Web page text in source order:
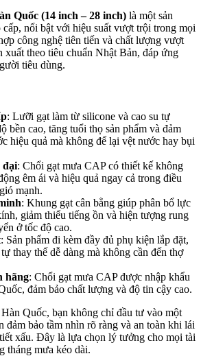
Quốc (14 inch – 28 inch) là một sản
cấp, nổi bật với hiệu suất vượt trội trong mọi
công nghệ tiên tiến và chất lượng vượt
xuất theo tiêu chuẩn Nhật Bản, đáp ứng
tiêu dùng.
: Lưỡi gạt làm từ silicone và cao su tự
bền cao, tăng tuổi thọ sản phẩm và đảm
hiệu quả mà không để lại vệt nước hay bụi
đại: Chổi gạt mưa CAP có thiết kế không
êm ái và hiệu quả ngay cả trong điều
mạnh.
: Khung gạt cân bằng giúp phân bổ lực
giảm thiểu tiếng ồn và hiện tượng rung
ở tốc độ cao.
: Sản phẩm đi kèm đầy đủ phụ kiện lắp đặt,
thay thế dễ dàng mà không cần đến thợ
hãng: Chổi gạt mưa CAP được nhập khẩu
đảm bảo chất lượng và độ tin cậy cao.
Quốc, bạn không chỉ đầu tư vào một
đảm bảo tầm nhìn rõ ràng và an toàn khi lái
xấu. Đây là lựa chọn lý tưởng cho mọi tài
tháng mưa kéo dài.